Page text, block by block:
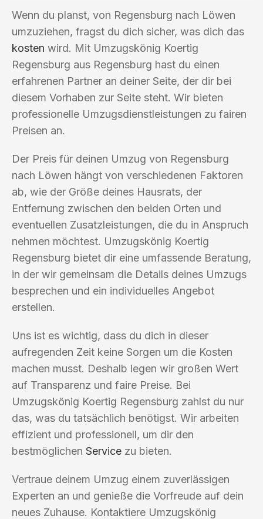
Wenn du planst, von Regensburg nach Löwen
umzuziehen, fragst du dich sicher, was dich das
kosten wird. Mit Umzugskönig Koertig
Regensburg aus Regensburg hast du einen
erfahrenen Partner an deiner Seite, der dir bei
diesem Vorhaben zur Seite steht. Wir bieten
professionelle Umzugsdienstleistungen zu fairen
Preisen an.
Der Preis für deinen Umzug von Regensburg
nach Löwen hängt von verschiedenen Faktoren
ab, wie der Größe deines Hausrats, der
Entfernung zwischen den beiden Orten und
eventuellen Zusatzleistungen, die du in Anspruch
nehmen möchtest. Umzugskönig Koertig
Regensburg bietet dir eine umfassende Beratung,
in der wir gemeinsam die Details deines Umzugs
besprechen und ein individuelles Angebot
erstellen.
Uns ist es wichtig, dass du dich in dieser
aufregenden Zeit keine Sorgen um die Kosten
machen musst. Deshalb legen wir großen Wert
auf Transparenz und faire Preise. Bei
Umzugskönig Koertig Regensburg zahlst du nur
das, was du tatsächlich benötigst. Wir arbeiten
effizient und professionell, um dir den
bestmöglichen Service zu bieten.
Vertraue deinem Umzug einem zuverlässigen
Experten an und genieße die Vorfreude auf dein
neues Zuhause. Kontaktiere Umzugskönig